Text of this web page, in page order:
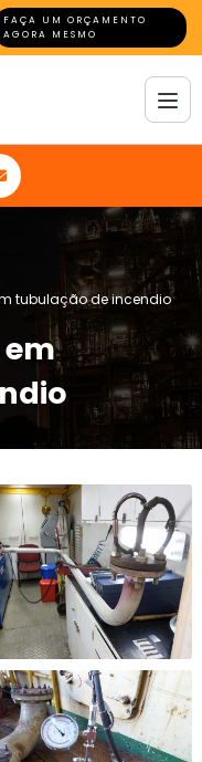
FAÇA UM ORÇAMENTO
AGORA MESMO
tubulação de incendio